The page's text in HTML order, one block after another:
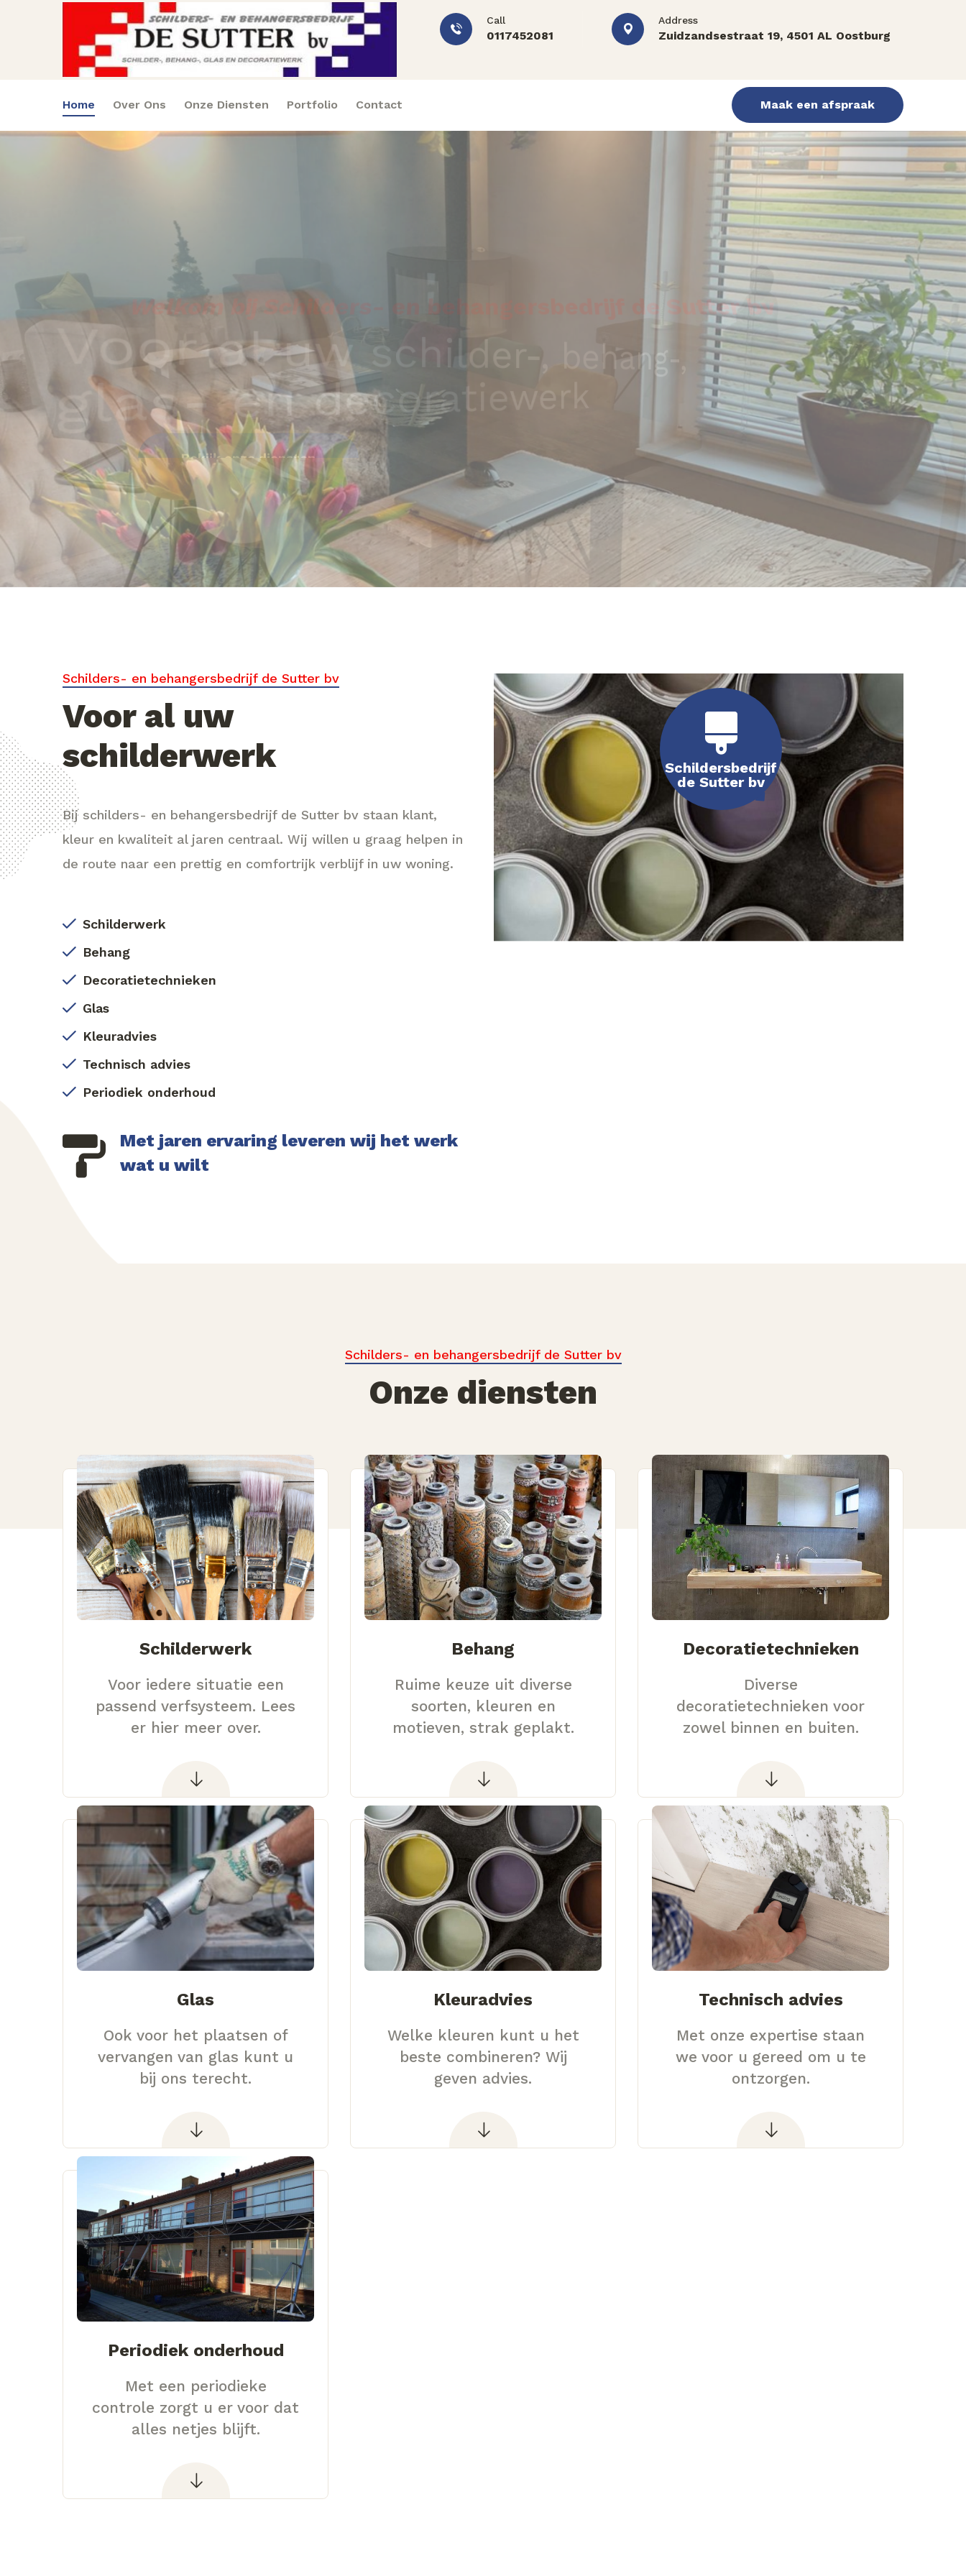
Call
0117452081
Address
Zuidzandsestraat 19, 4501 AL Oostburg
Home Over Ons Onze Diensten Portfolio Contact Maak een afspraak
Welkom bij Schilders- en behangersbedrijf de Sutter bv
Met jaren ervaring krijgt u uw
droomresultaat
Bekijk onze diensten
Schilders- en behangersbedrijf de Sutter bv
Voor al uw
schilderwerk
Bij schilders- en behangersbedrijf de Sutter bv staan klant,
kleur en kwaliteit al jaren centraal. Wij willen u graag helpen in
de route naar een prettig en comfortrijk verblijf in uw woning.
Schilderwerk
Behang
Decoratietechnieken
Glas
Kleuradvies
Technisch advies
Periodiek onderhoud
Met jaren ervaring leveren wij het werk
wat u wilt
Schildersbedrijf
de Sutter bv
Schilders- en behangersbedrijf de Sutter bv
Onze diensten
Schilderwerk
Voor iedere situatie een
passend verfsysteem. Lees
er hier meer over.
Behang
Ruime keuze uit diverse
soorten, kleuren en
motieven, strak geplakt.
Decoratietechnieken
Diverse
decoratietechnieken voor
zowel binnen en buiten.
Glas
Ook voor het plaatsen of
vervangen van glas kunt u
bij ons terecht.
Kleuradvies
Welke kleuren kunt u het
beste combineren? Wij
geven advies.
Technisch advies
Met onze expertise staan
we voor u gereed om u te
ontzorgen.
Periodiek onderhoud
Met een periodieke
controle zorgt u er voor dat
alles netjes blijft.